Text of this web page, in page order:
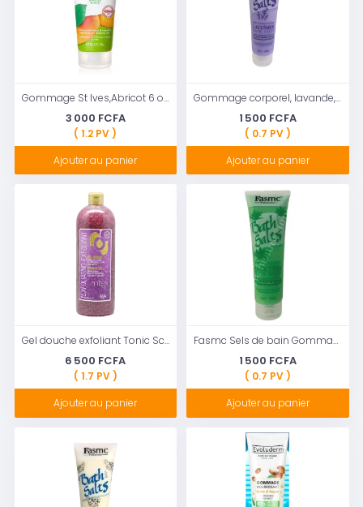
Gommage St Ives,Abricot 6 oz Peau Fraîche
3 000 FCFA
( 1.2 PV )
Ajouter au panier
Gommage corporel, lavande, Fasmc Professional
1 500 FCFA
( 0.7 PV )
Ajouter au panier
Gel douche exfoliant Tonic Scrub - So White - 940ml - Nettoyer et exfolier la peau
6 500 FCFA
( 1.7 PV )
Ajouter au panier
Fasmc Sels de bain Gommage de massage corporel à Aloe Vera
1 500 FCFA
( 0.7 PV )
Ajouter au panier